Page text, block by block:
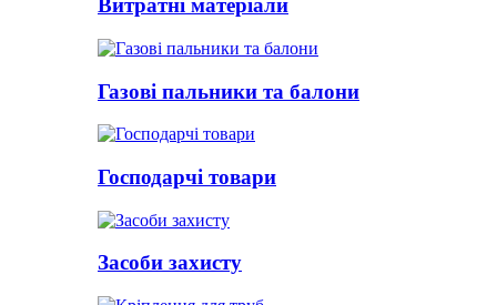
Витратні матеріали
Газові пальники та балони
Господарчі товари
Засоби захисту